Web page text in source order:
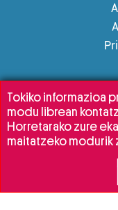
Tokiko informazioa
modu librean
Horretarako zure
maitatzeko modurik